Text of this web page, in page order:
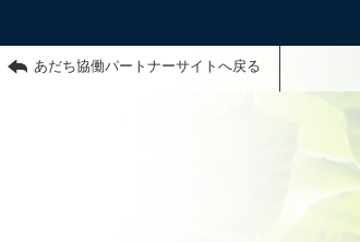
あだち協働パートナーサイトへ戻る